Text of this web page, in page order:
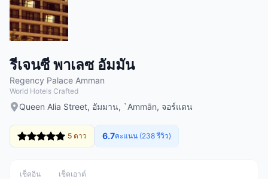
รีเจนซี พาเลซ อัมมัน
Regency Palace Amman
World Hotels Crafted
Queen Alia Street, อัมมาน, `Ammān, จอร์แดน
5 ดาว 6.7คะแนน (238 รีวิว)
เช็คอิน เช็คเอาต์